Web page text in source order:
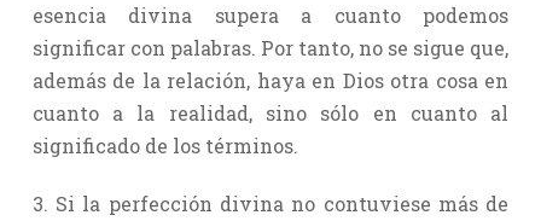
esencia divina supera a cuanto podemos
significar con palabras. Por tanto, no se sigue que,
además de la relación, haya en Dios otra cosa en
cuanto a la realidad, sino sólo en cuanto al
significado de los términos.
3. Si la perfección divina no contuviese más de